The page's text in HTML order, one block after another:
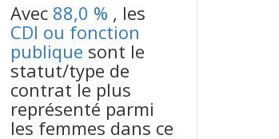
Avec 88,0 % , les
CDI ou fonction
publique sont le
statut/type de
contrat le plus
représenté parmi
les femmes dans ce